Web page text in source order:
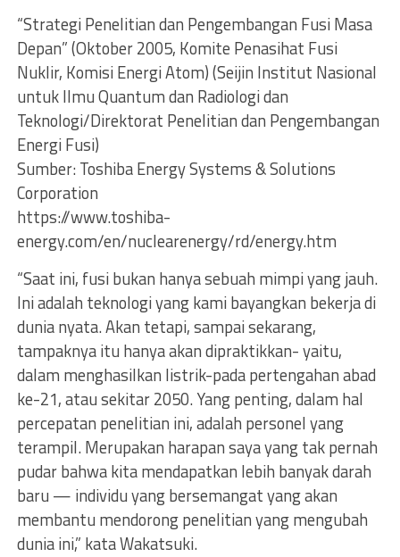
“Strategi Penelitian dan Pengembangan Fusi Masa
Depan” (Oktober 2005, Komite Penasihat Fusi
Nuklir, Komisi Energi Atom) (Seijin Institut Nasional
untuk Ilmu Quantum dan Radiologi dan
Teknologi/Direktorat Penelitian dan Pengembangan
Energi Fusi)
Sumber: Toshiba Energy Systems & Solutions
Corporation
https://www.toshiba-
energy.com/en/nuclearenergy/rd/energy.htm
“Saat ini, fusi bukan hanya sebuah mimpi yang jauh.
Ini adalah teknologi yang kami bayangkan bekerja di
dunia nyata. Akan tetapi, sampai sekarang,
tampaknya itu hanya akan dipraktikkan- yaitu,
dalam menghasilkan listrik-pada pertengahan abad
ke-21, atau sekitar 2050. Yang penting, dalam hal
percepatan penelitian ini, adalah personel yang
terampil. Merupakan harapan saya yang tak pernah
pudar bahwa kita mendapatkan lebih banyak darah
baru — individu yang bersemangat yang akan
membantu mendorong penelitian yang mengubah
dunia ini,” kata Wakatsuki.